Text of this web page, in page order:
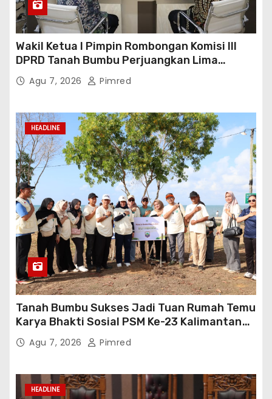
Wakil Ketua I Pimpin Rombongan Komisi III
DPRD Tanah Bumbu Perjuangkan Lima
Infrastruktur Strategis
Agu 7, 2026 Pimred
HEADLINE
Tanah Bumbu Sukses Jadi Tuan Rumah Temu
Karya Bhakti Sosial PSM Ke-23 Kalimantan
Selatan
Agu 7, 2026 Pimred
HEADLINE